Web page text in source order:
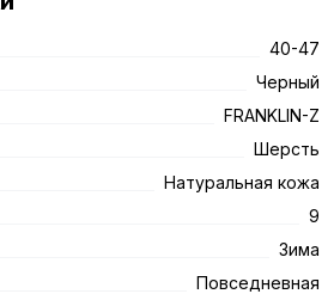
40-47
Черный
FRANKLIN-Z
Шерсть
Натуральная кожа
9
Зима
Повседневная